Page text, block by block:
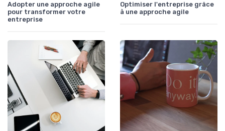
Adopter une approche agile
pour transformer votre
entreprise
Optimiser l'entreprise grâce
à une approche agile